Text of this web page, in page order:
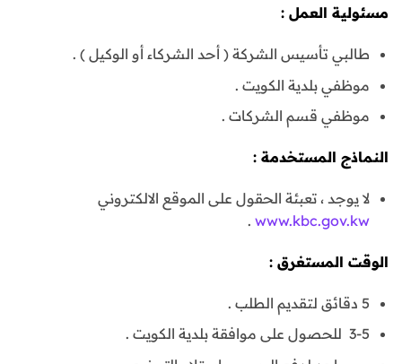
مسئولية العمل :
طالبي تأسيس الشركة ( أحد الشركاء أو الوكيل ) .
موظفي بلدية الكويت .
موظفي قسم الشركات .
النماذج المستخدمة :
لا يوجد ، تعبئة الحقول على الموقع الالكتروني
www.kbc.gov.kw
.
الوقت المستغرق :
5 دقائق لتقديم الطلب .
3-5 للحصول على موافقة بلدية الكويت .